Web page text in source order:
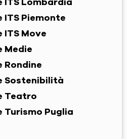
ITS Lombardia
ITS Piemonte
ITS Move
Medie
Rondine
Sostenibilità
Teatro
Turismo Puglia